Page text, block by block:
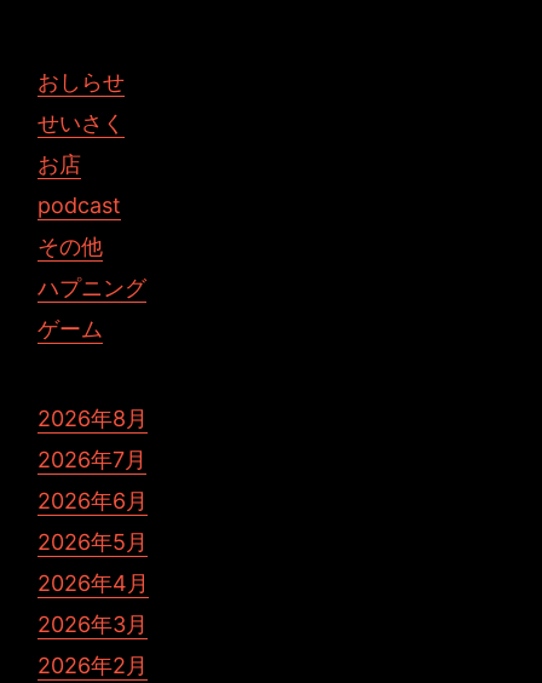
おしらせ
せいさく
お店
podcast
その他
ハプニング
ゲーム
2026年8月
2026年7月
2026年6月
2026年5月
2026年4月
2026年3月
2026年2月